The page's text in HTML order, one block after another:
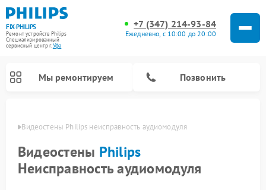
FIX-PHILIPS
Ремонт устройств Philips
Специализированный
cервисный центр г.Уфа
+7 (347) 214-93-84
Ежедневно, с 10:00 до 20:00
Мы ремонтируем Позвонить
Видеостены Philips неисправность аудиомодуля
Видеостены Philips
Неисправность аудиомодуля